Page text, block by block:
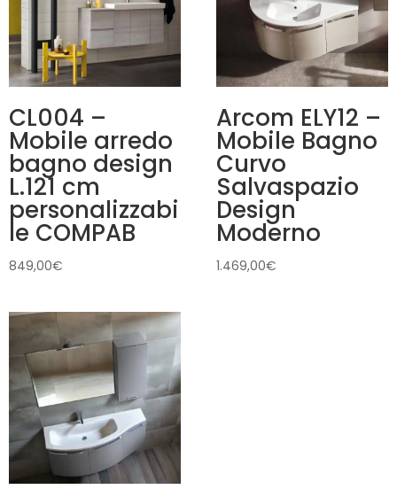
CL004 –
Mobile arredo
bagno design
L.121 cm
personalizzabi
le COMPAB
849,00€
Arcom ELY12 –
Mobile Bagno
Curvo
Salvaspazio
Design
Moderno
1.469,00€